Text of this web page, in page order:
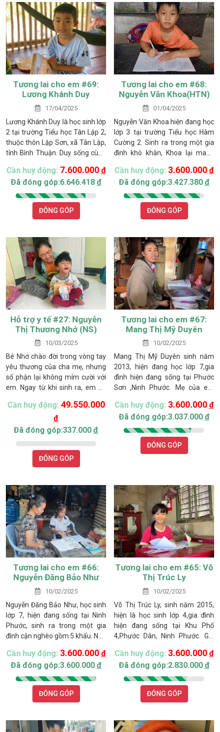
trợ cấp xã hội do không làm
được giấy tờ cần thiết.
Tương lai cho em #69:
Lương Khánh Duy
17/04/2025
Lương Khánh Duy là học sinh lớp
2 tại trường Tiểu học Tân Lập 2,
thuộc thôn Lập Sơn, xã Tân Lập,
tỉnh Bình Thuận. Duy sống cùng
sàn tạm bợ nằm sâu trong khu
dân cư. Gia đình em thuộc diện
hộ nghèo và là người đồng bào
dân tộc thiểu số từ miền Bắc vào
lập nghiệp cách đây hơn 10 năm.
Cần huy động: 7.600.000 đ
Đã đóng góp:6.646.418 đ
ĐÓNG GÓP
Tương lai cho em #68:
Nguyễn Văn Khoa(HTN)
01/04/2025
Nguyễn Văn Khoa hiện đang học
lớp 3 tại trường Tiểu học Hàm
Cường 2. Sinh ra trong một gia
đình khó khăn, Khoa lại mang
sinh. Dù đã từng phải phẫu
thuật, nhưng hiện tại, gia đình
không có điều kiện cho Khoa tái
khám và theo dõi định kì. Mỗi khi
cơ thể Khoa mệt mỏi hoặc đau
thuốc tại cửa hàng gần nhà để
Khoa tạm thời vượt qua.
Cần huy động: 3.600.000 đ
Đã đóng góp:3.427.380 đ
ĐÓNG GÓP
Hỗ trợ y tế #27: Nguyễn
Thị Thương Nhớ (NS)
10/03/2025
Bé Nhớ chào đời trong vòng tay
yêu thương của cha mẹ, nhưng
số phận lại không mỉm cười với
em. Ngay từ khi sinh ra, em đã
thủy, khiến cơ thể nhỏ bé không
thể tự ngồi hay đi lại như bao
đứa trẻ khác. Đau lòng hơn, chưa
kịp cảm nhận trọn vẹn hơi ấm
của cha, Nhớ đã phải xa cha mãi
mãi khi em chưa tròn một tuổi.
Cần huy động: 49.550.000
đ
Đã đóng góp:337.000 đ
ĐÓNG GÓP
Tương lai cho em #67:
Mang Thị Mỹ Duyên
10/02/2025
Mang Thị Mỹ Duyên sinh năm
2013, hiện đang học lớp 7,gia
đình hiện đang sống tại Phước
Sơn ,Ninh Phước. Mẹ của em
cưỡng hiếp, chịu nhiều tổn
thương cả về thể xác lẫn tinh
thần. Sau đó, mẹ em mắc bệnh
xơ gan và đã qua đời cách đây
nhiều năm.
Cần huy động: 3.600.000 đ
Đã đóng góp:3.037.000 đ
ĐÓNG GÓP
Tương lai cho em #66:
Nguyễn Đăng Bảo Như
10/02/2025
Nguyễn Đăng Bảo Như, học sinh
lớp 7, hiện đang sống tại Ninh
Phước, sinh ra trong một gia
đình cận nghèo gồm 5 khẩu. Nhà
thu nhập chủ yếu dựa vào công
việc làm thuê bấp bênh của ba
mẹ. Mẹ em phụ quán ăn từ 5h
sáng đến 13h30, kiếm được
150.000 đồng/ngày. Ba em ai
được 200.000 đồng, nhưng
không ổn định.
Cần huy động: 3.600.000 đ
Đã đóng góp:3.600.000 đ
ĐÓNG GÓP
Tương lai cho em #65: Võ
Thị Trúc Ly
10/02/2025
Võ Thị Trúc Ly, sinh năm 2015,
hiện là học sinh lớp 4,gia đình
hiện đang sống tại Khu Phố
4,Phước Dân, Ninh Phước. Gia
người, Cha mẹ và 4 con đều
đang tuổi đi học, trong chị gái
đầu học năm 2 ngành Luật tại
Đại học Huế, học theo hình thức
online do không đủ tiền nộp học
sau lần lượt học lớp 10, lơp 4 và
lớp 2.
Cần huy động: 3.600.000 đ
Đã đóng góp:2.830.000 đ
ĐÓNG GÓP